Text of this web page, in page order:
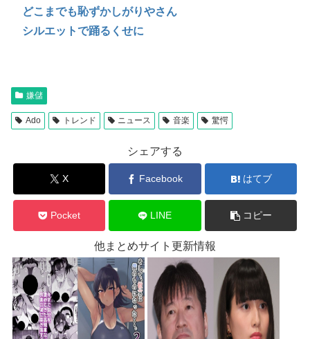
どこまでも恥ずかしがりやさん
シルエットで踊るくせに
嫌儲
Ado トレンド ニュース 音楽 驚愕
シェアする
X Facebook はてブ
Pocket LINE コピー
他まとめサイト更新情報